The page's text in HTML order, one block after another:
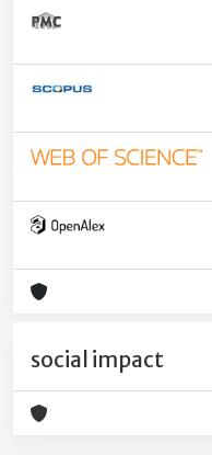
social impact